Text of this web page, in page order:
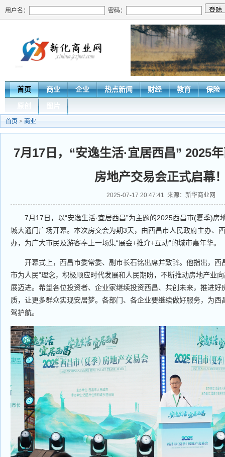
用户名： 密码：
首页 商业 企业 热点新闻 财经 教育 保险
原创 图片
首页 > 商业
7月17日，“安逸生活·宜居西昌” 2025
房地产交易会正式启幕
2025-07-17 20:47:41 来源：新华商业网
7月17日，以“安逸生活·宜居西昌”为主题的2025西昌市(夏季)房
城大通门广场开幕。本次房交会为期3天，由西昌市人民政府主办、
办，为广大市民及游客奉上一场集“展会+推介+互动”的城市嘉年华。
开幕式上，西昌市委常委、副市长石铭出席并致辞。他指出，西
市为人民”理念，积极顺应时代发展和人民期盼，不断推动房地产业
展迈进。希望各位投资者、企业家继续投资西昌、共创未来，推进好
质，让更多群众实现安居梦。各部门、各企业要继续做好服务，为西
驾护航。